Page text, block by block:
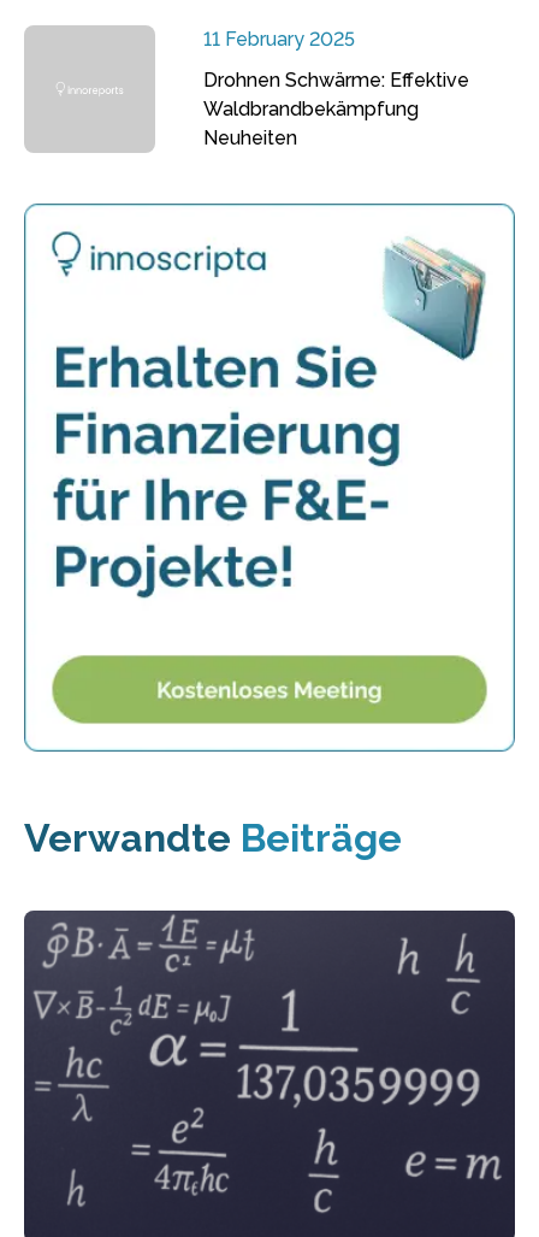
11 February 2025
Drohnen Schwärme: Effektive
Waldbrandbekämpfung
Neuheiten
Verwandte Beiträge